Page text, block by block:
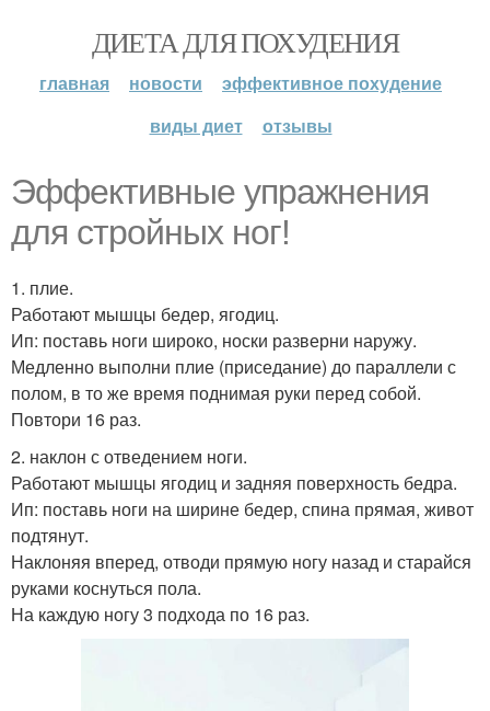
ДИЕТА ДЛЯ ПОХУДЕНИЯ
главная новости
эффективное похудение
виды диет
отзывы
Эффективные упражнения
для стройных ног!
1. плие.
Работают мышцы бедер, ягодиц.
Ип: поставь ноги широко, носки разверни наружу.
Медленно выполни плие (приседание) до параллели с
полом, в то же время поднимая руки перед собой.
Повтори 16 раз.
2. наклон с отведением ноги.
Работают мышцы ягодиц и задняя поверхность бедра.
Ип: поставь ноги на ширине бедер, спина прямая, живот
подтянут.
Наклоняя вперед, отводи прямую ногу назад и старайся
руками коснуться пола.
На каждую ногу 3 подхода по 16 раз.